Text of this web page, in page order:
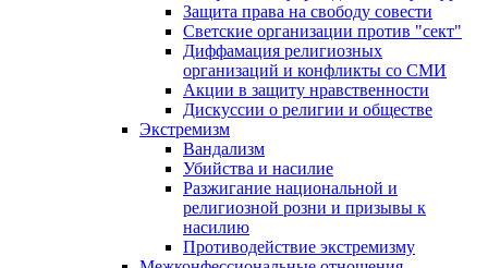
Защита права на свободу совести
Светские организации против "сект"
Диффамация религиозных
организаций и конфликты со СМИ
Акции в защиту нравственности
Дискуссии о религии и обществе
Экстремизм
Вандализм
Убийства и насилие
Разжигание национальной и
религиозной розни и призывы к
насилию
Противодействие экстремизму